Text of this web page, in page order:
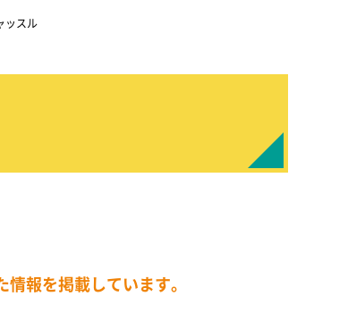
ッスル
報を掲載しています。